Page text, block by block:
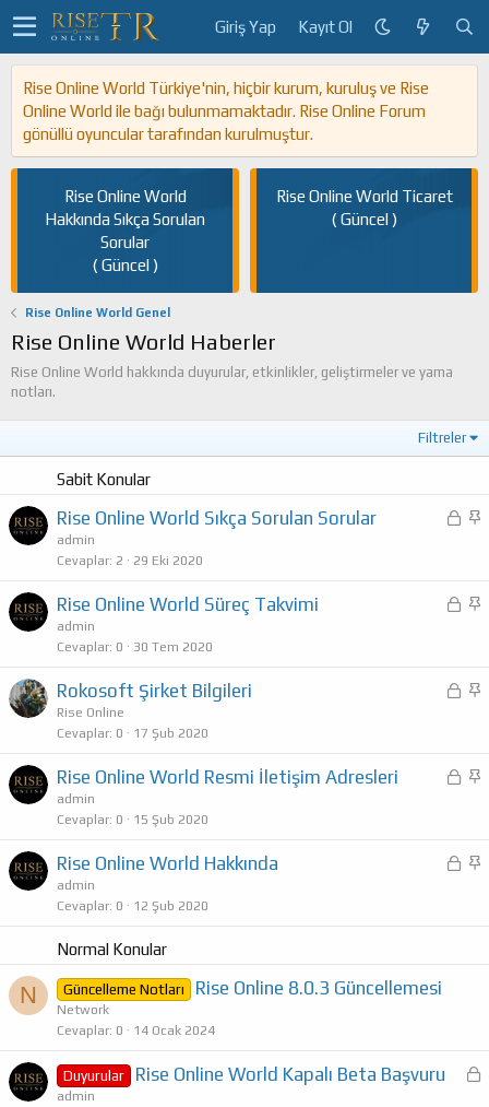
Giriş Yap Kayıt Ol
Rise Online World Türkiye'nin, hiçbir kurum, kuruluş ve Rise
Online World ile bağı bulunmamaktadır. Rise Online Forum
gönüllü oyuncular tarafından kurulmuştur.
Rise Online World
Hakkında Sıkça Sorulan
Sorular
( Güncel )
Rise Online World Ticaret
( Güncel )
Rise Online World Genel
Rise Online World Haberler
Rise Online World hakkında duyurular, etkinlikler, geliştirmeler ve yama
notları.
Filtreler
Sabit Konular
K
t
S
t
Rise Online World Sıkça Sorulan Sorular
admin
Cevaplar 2 29 Eki 2020
K
t
S
t
Rise Online World Süreç Takvimi
admin
Cevaplar 0 30 Tem 2020
K
t
S
t
Rokosoft Şirket Bilgileri
Rise Online
Cevaplar 0 17 Şub 2020
K
t
S
t
Rise Online World Resmi İletişim Adresleri
admin
Cevaplar 0 15 Şub 2020
K S
Rise Online World Hakkında
admin
Cevaplar 0 12 Şub 2020
Normal Konular
N Güncelleme Notları Rise Online 8.0.3 Güncellemesi
Network
Cevaplar 0 14 Ocak 2024
K
Duyurular Rise Online World Kapalı Beta Başvuru
admin